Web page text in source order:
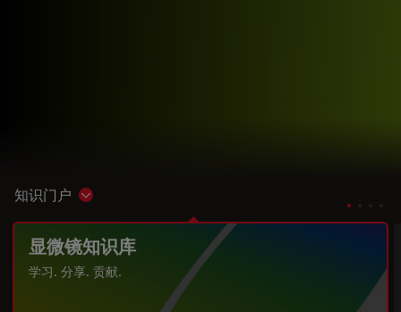
知识门户 Show subnavigation
显微镜知识库
学习. 分享. 贡献.